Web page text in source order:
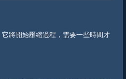
將開始壓縮過程，需要一些時間才